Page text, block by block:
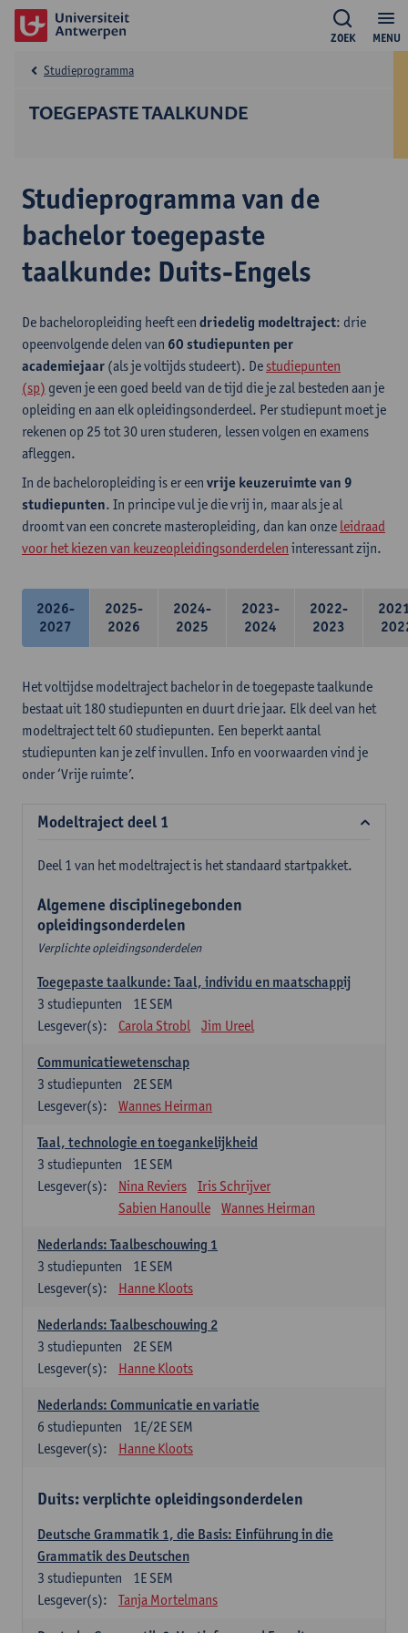
MENU
ZOEK
TOEGEPASTE TAALKUNDE
Studieprogramma
Studieprogramma van de
bachelor toegepaste
taalkunde: Duits-Engels
De bacheloropleiding heeft een driedelig modeltraject: drie
opeenvolgende delen van 60 studiepunten per
academiejaar (als je voltijds studeert). De studiepunten
(sp) geven je een goed beeld van de tijd die je zal besteden aan je
opleiding en aan elk opleidingsonderdeel. Per studiepunt moet je
rekenen op 25 tot 30 uren studeren, lessen volgen en examens
afleggen.
In de bacheloropleiding is er een vrije keuzeruimte van 9
studiepunten. In principe vul je die vrij in, maar als je al
droomt van een concrete masteropleiding, dan kan onze leidraad
voor het kiezen van keuzeopleidingsonderdelen interessant zijn.
2026-
2027
2025-
2026
2024-
2025
2023-
2024
2022-
2023
Het voltijdse modeltraject bachelor in de toegepaste taalkunde
bestaat uit 180 studiepunten en duurt drie jaar. Elk deel van het
modeltraject telt 60 studiepunten. Een beperkt aantal
studiepunten kan je zelf invullen. Info en voorwaarden vind je
onder ‘Vrije ruimte’.
Modeltraject deel 1
Deel 1 van het modeltraject is het standaard startpakket.
Algemene disciplinegebonden
opleidingsonderdelen
Verplichte opleidingsonderdelen
Toegepaste taalkunde: Taal, individu en maatschappij
1E SEM
3 studiepunten
Lesgever(s):
Carola Strobl Jim Ureel
Communicatiewetenschap
2E SEM
3 studiepunten
Lesgever(s):
Wannes Heirman
Taal, technologie en toegankelijkheid
1E SEM
3 studiepunten
Lesgever(s):
Nina Reviers
Iris Schrijver
Sabien Hanoulle
Wannes Heirman
Nederlands: Taalbeschouwing 1
1E SEM
3 studiepunten
Lesgever(s):
Hanne Kloots
Nederlands: Taalbeschouwing 2
2E SEM
3 studiepunten
Lesgever(s):
Hanne Kloots
Nederlands: Communicatie en variatie
1E/2E SEM
6 studiepunten
Lesgever(s):
Hanne Kloots
Duits: verplichte opleidingsonderdelen
Deutsche Grammatik 1, die Basis: Einführung in die
Grammatik des Deutschen
1E SEM
3 studiepunten
Lesgever(s):
Tanja Mortelmans